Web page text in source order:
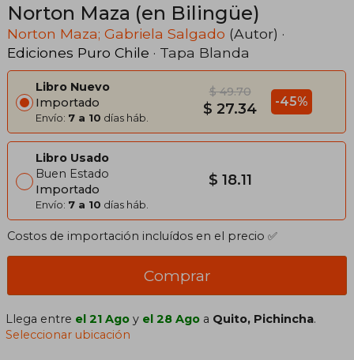
Norton Maza (en Bilingüe)
Norton Maza; Gabriela Salgado (Autor) ·
Ediciones Puro Chile · Tapa Blanda
Libro Nuevo
Importado
Envío: 7 a 10 días háb.
$ 49.70
$ 27.34 -45%
Libro Usado
Buen Estado
Importado
Envío: 7 a 10 días háb.
$ 18.11
Costos de importación incluídos en el precio ✅
Comprar
Llega entre el 21 Ago y el 28 Ago a Quito, Pichincha.
Seleccionar ubicación